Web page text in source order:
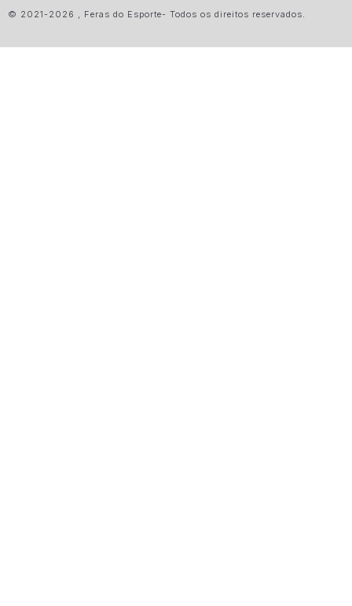
© 2021-2026 , Feras do Esporte- Todos os direitos reservados.